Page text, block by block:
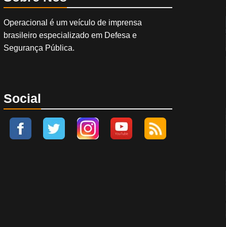
Operacional é um veículo de imprensa
brasileiro especializado em Defesa e
Segurança Pública.
Social